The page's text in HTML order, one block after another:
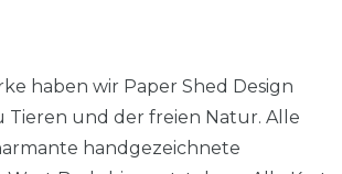
haben wir Paper Shed Design
und der freien Natur. Alle
handgezeichnete